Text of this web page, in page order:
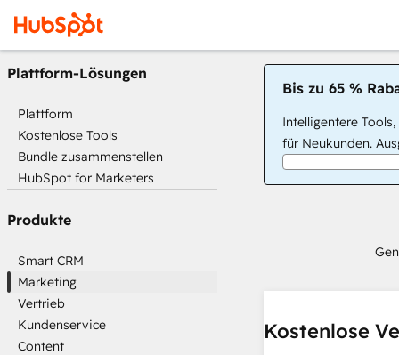
Plattform-Lösungen
Plattform
Kostenlose Tools
Bundle zusammenstellen
HubSpot for Marketers
Produkte
Smart CRM
Marketing
Vertrieb
Kundenservice
Content
Bis zu 65 %
Intelligentere
für Neukunden.
Kostenlose